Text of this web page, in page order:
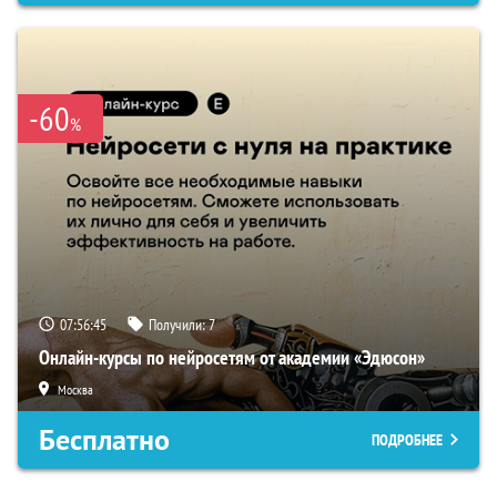
-60%
07:56:44 Получили:7
Онлайн-курсы по нейросетям от академии «Эдюсон»
Москва
Бесплатно ПОДРОБНЕЕ